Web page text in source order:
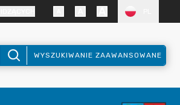
WYSZUKIWANIE ZAAWANSOWANE